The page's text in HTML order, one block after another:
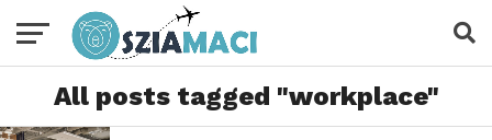
All posts tagged "workplace"